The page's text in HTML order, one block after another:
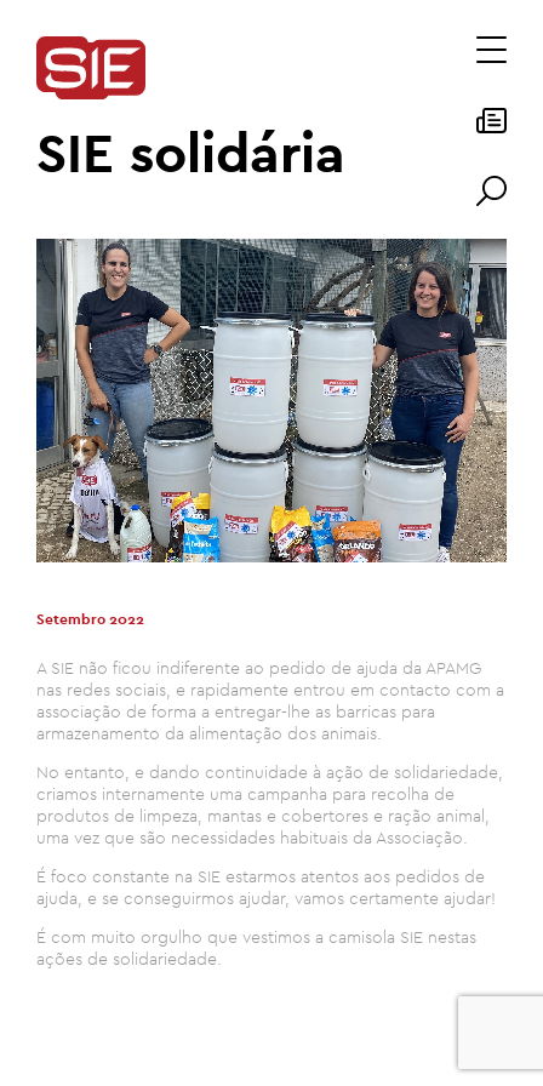
SIE solidária
Setembro 2022
A SIE não ficou indiferente ao pedido de ajuda da APAMG
nas redes sociais, e rapidamente entrou em contacto com a
associação de forma a entregar-lhe as barricas para
armazenamento da alimentação dos animais.
No entanto, e dando continuidade à ação de solidariedade,
criamos internamente uma campanha para recolha de
produtos de limpeza, mantas e cobertores e ração animal,
uma vez que são necessidades habituais da Associação.
É foco constante na SIE estarmos atentos aos pedidos de
ajuda, e se conseguirmos ajudar, vamos certamente ajudar!
É com muito orgulho que vestimos a camisola SIE nestas
ações de solidariedade.